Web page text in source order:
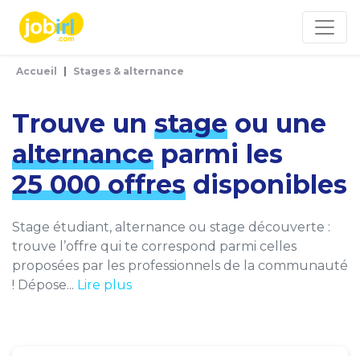
Accueil Stages & alternance
Trouve un stage ou une
alternance parmi les
25 000 offres disponibles
Stage étudiant, alternance ou stage découverte :
trouve l’offre qui te correspond parmi celles
proposées par les professionnels de la communauté
! Dépose... Lire plus
Panneau de gestion des cookies